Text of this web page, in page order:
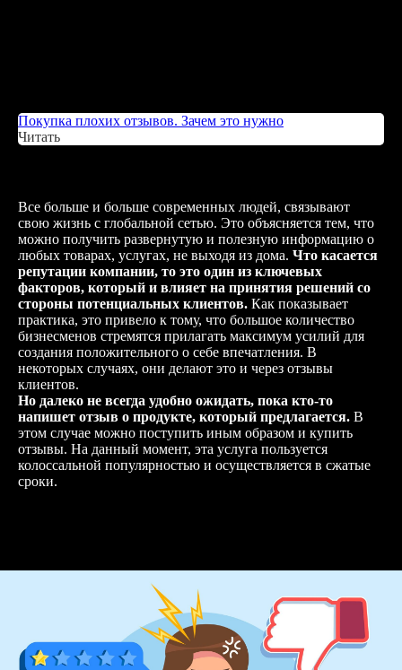
Покупка плохих отзывов. Зачем это нужно
Читать
Все больше и больше современных людей, связывают
свою жизнь с глобальной сетью. Это объясняется тем, что
можно получить развернутую и полезную информацию о
любых товарах, услугах, не выходя из дома. Что касается
репутации компании, то это один из ключевых
факторов, который и влияет на принятия решений со
стороны потенциальных клиентов. Как показывает
практика, это привело к тому, что большое количество
бизнесменов стремятся прилагать максимум усилий для
создания положительного о себе впечатления. В
некоторых случаях, они делают это и через отзывы
клиентов.
Но далеко не всегда удобно ожидать, пока кто-то
напишет отзыв о продукте, который предлагается. В
этом случае можно поступить иным образом и купить
отзывы. На данный момент, эта услуга пользуется
колоссальной популярностью и осуществляется в сжатые
сроки.